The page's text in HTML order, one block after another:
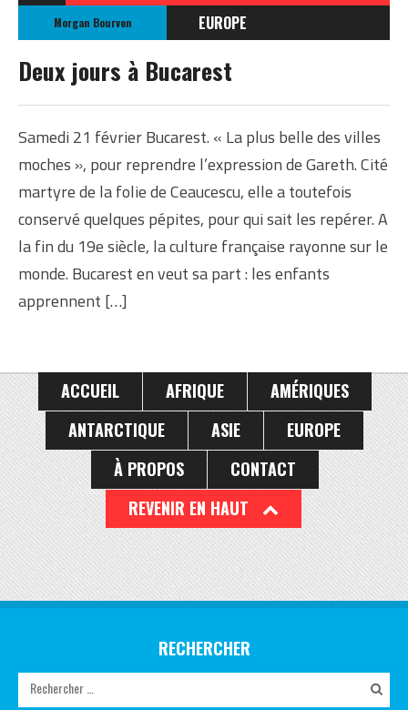
Morgan Bourven
EUROPE
ROUMANIE
Deux jours à Bucarest
Samedi 21 février Bucarest. « La plus belle des villes
moches », pour reprendre l’expression de Gareth. Cité
martyre de la folie de Ceaucescu, elle a toutefois
conservé quelques pépites, pour qui sait les repérer. A
la fin du 19e siècle, la culture française rayonne sur le
monde. Bucarest en veut sa part : les enfants
apprennent […]
ACCUEIL AFRIQUE
AMÉRIQUES
ANTARCTIQUE
ASIE
EUROPE
À PROPOS
CONTACT
REVENIR EN HAUT
RECHERCHER